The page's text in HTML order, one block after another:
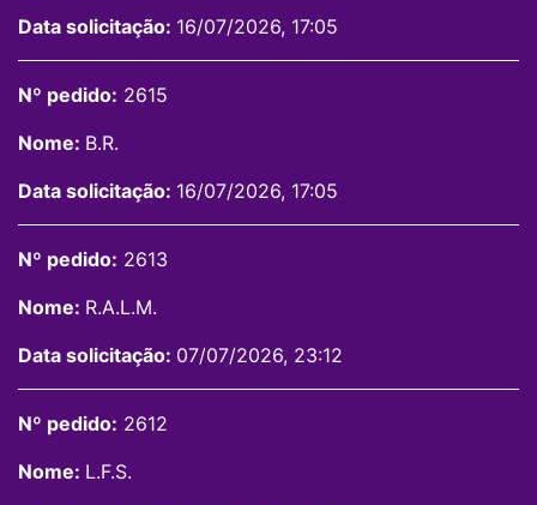
Data solicitação: 16/07/2026, 17:05
Nº pedido: 2615
Nome: B.R.
Data solicitação: 16/07/2026, 17:05
Nº pedido: 2613
Nome: R.A.L.M.
Data solicitação: 07/07/2026, 23:12
Nº pedido: 2612
Nome: L.F.S.